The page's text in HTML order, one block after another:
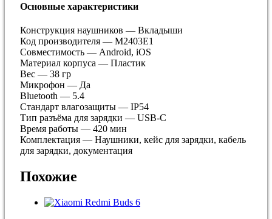
Основные характеристики
Конструкция наушников — Вкладыши
Код производителя — M2403E1
Совместимость — Android, iOS
Материал корпуса — Пластик
Вес — 38 гр
Микрофон — Да
Bluetooth — 5.4
Стандарт влагозащиты — IP54
Тип разъёма для зарядки — USB-C
Время работы — 420 мин
Комплектация — Наушники, кейс для зарядки, кабель
для зарядки, документация
Похожие